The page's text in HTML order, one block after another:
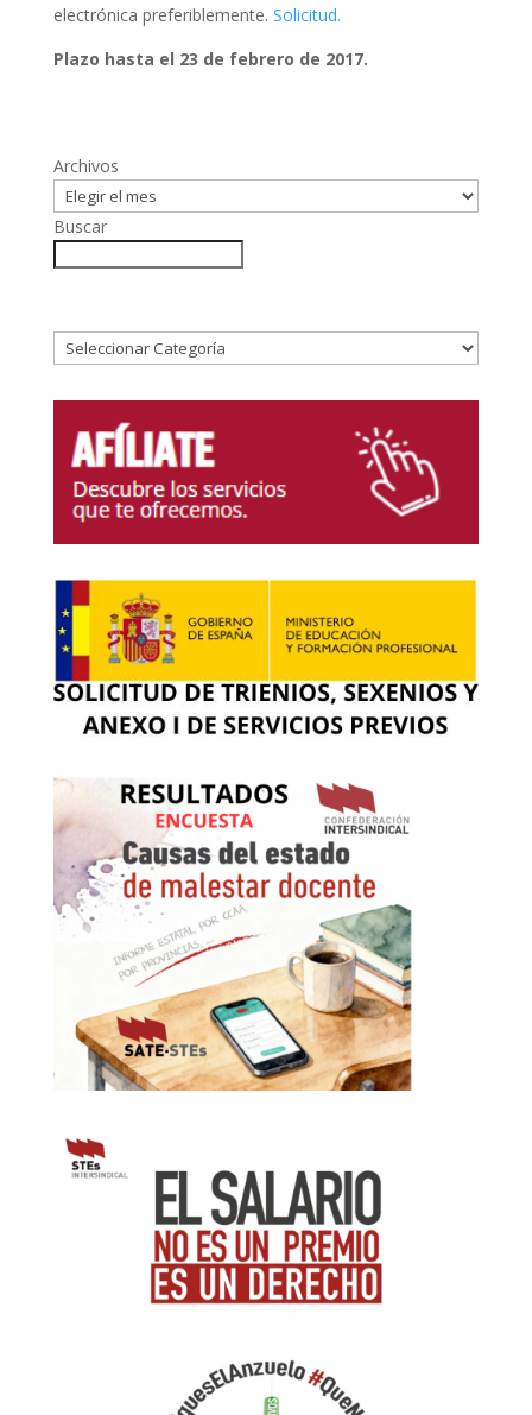
electrónica preferiblemente. Solicitud.
Plazo hasta el 23 de febrero de 2017.
Archivos
Buscar